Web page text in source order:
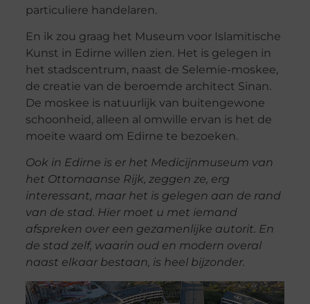
particuliere handelaren.
En ik zou graag het Museum voor Islamitische
Kunst in Edirne willen zien. Het is gelegen in
het stadscentrum, naast de Selemie-moskee,
de creatie van de beroemde architect Sinan.
De moskee is natuurlijk van buitengewone
schoonheid, alleen al omwille ervan is het de
moeite waard om Edirne te bezoeken.
Ook in Edirne is er het Medicijnmuseum van
het Ottomaanse Rijk, zeggen ze, erg
interessant, maar het is gelegen aan de rand
van de stad. Hier moet u met iemand
afspreken over een gezamenlijke autorit. En
de stad zelf, waarin oud en modern overal
naast elkaar bestaan, is heel bijzonder.